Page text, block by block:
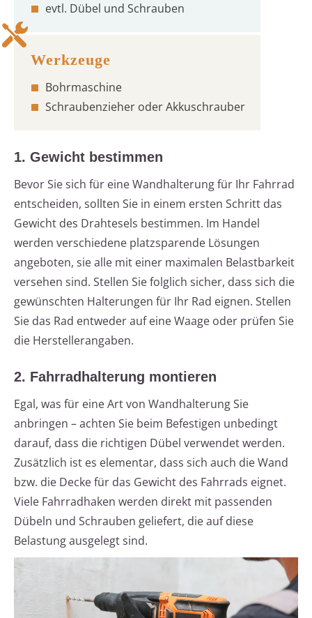
evtl. Dübel und Schrauben
Bohrmaschine
Schraubenzieher oder Akkuschrauber
1. Gewicht bestimmen
Bevor Sie sich für eine Wandhalterung für Ihr Fahrrad
entscheiden, sollten Sie in einem ersten Schritt das
Gewicht des Drahtesels bestimmen. Im Handel
werden verschiedene platzsparende Lösungen
angeboten, sie alle mit einer maximalen Belastbarkeit
versehen sind. Stellen Sie folglich sicher, dass sich die
gewünschten Halterungen für Ihr Rad eignen. Stellen
Sie das Rad entweder auf eine Waage oder prüfen Sie
die Herstellerangaben.
2. Fahrradhalterung montieren
Egal, was für eine Art von Wandhalterung Sie
anbringen – achten Sie beim Befestigen unbedingt
darauf, dass die richtigen Dübel verwendet werden.
Zusätzlich ist es elementar, dass sich auch die Wand
bzw. die Decke für das Gewicht des Fahrrads eignet.
Viele Fahrradhaken werden direkt mit passenden
Dübeln und Schrauben geliefert, die auf diese
Belastung ausgelegt sind.